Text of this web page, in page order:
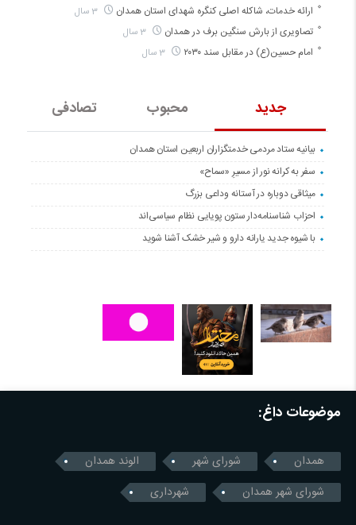
جدید محبوب تصادفی
بیانیه ستاد مردمی خدمتگزاران اربعین استان همدان
سفر به کرانه‌ نور از مسیرِ «سماح»
میثاقی دوباره در آستانه‌ وداعی بزرگ
احزاب شناسنامه‌دار ستون پویایی نظام سیاسی‌اند
با شیوه جدید یارانه دارو و شیر خشک آشنا شوید
ارائه خدمات، شاکله اصلی کنگره شهدای استان همدان 3 سال
تصاویری از بارش سنگین برف در همدان 3 سال
امام حسین(ع) در مقابل سند ۲۰۳۰ 3 سال
موضوعات داغ:
همدان شورای شهر
الوند همدان
شورای شهر همدان
شهرداری